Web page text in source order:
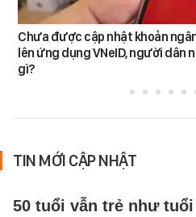
Chưa được cập nhật khoản
lên ứng dụng VNeID, người dân
gì?
TIN MỚI CẬP NHẬT
50 tuổi vẫn trẻ như